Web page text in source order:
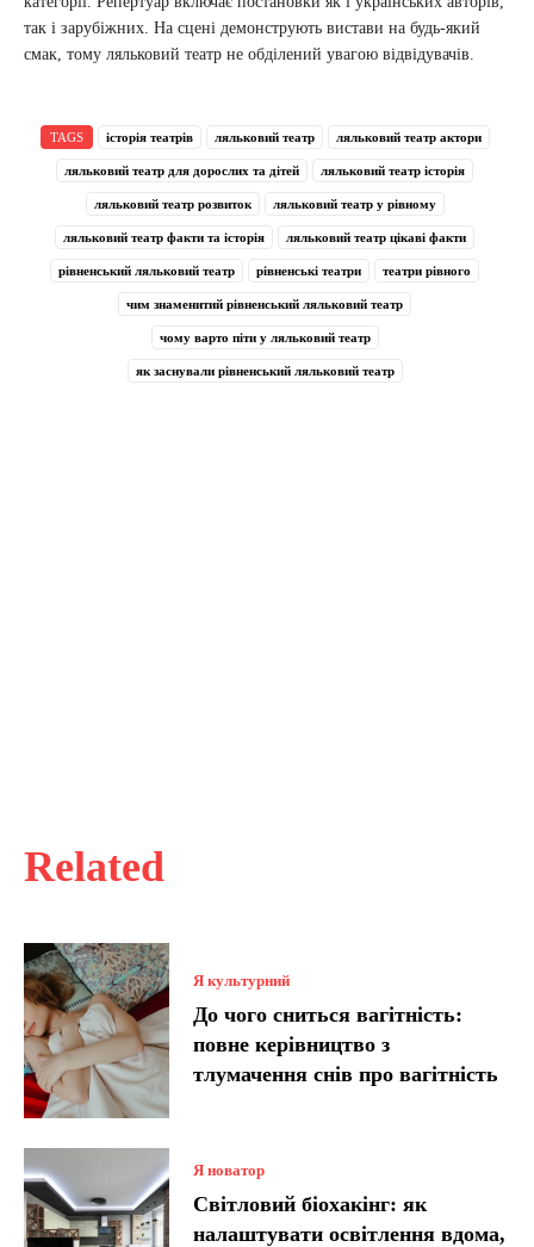
Related
Я культурний
До чого сниться вагітність:
повне керівництво з
тлумачення снів про вагітність
Я новатор
Світловий біохакінг: як
налаштувати освітлення вдома,
так і зарубіжних. На сцені демонструють вистави на будь-який
смак, тому ляльковий театр не обділений увагою відвідувачів.
TAGS історія театрів ляльковий театр ляльковий театр актори
ляльковий театр для дорослих та дітей ляльковий театр історія
ляльковий театр розвиток ляльковий театр у рівному
ляльковий театр факти та історія ляльковий театр цікаві факти
рівненський ляльковий театр рівненські театри театри рівного
чим знаменитий рівненський ляльковий театр
чому варто піти у ляльковий театр
як заснували рівненський ляльковий театр